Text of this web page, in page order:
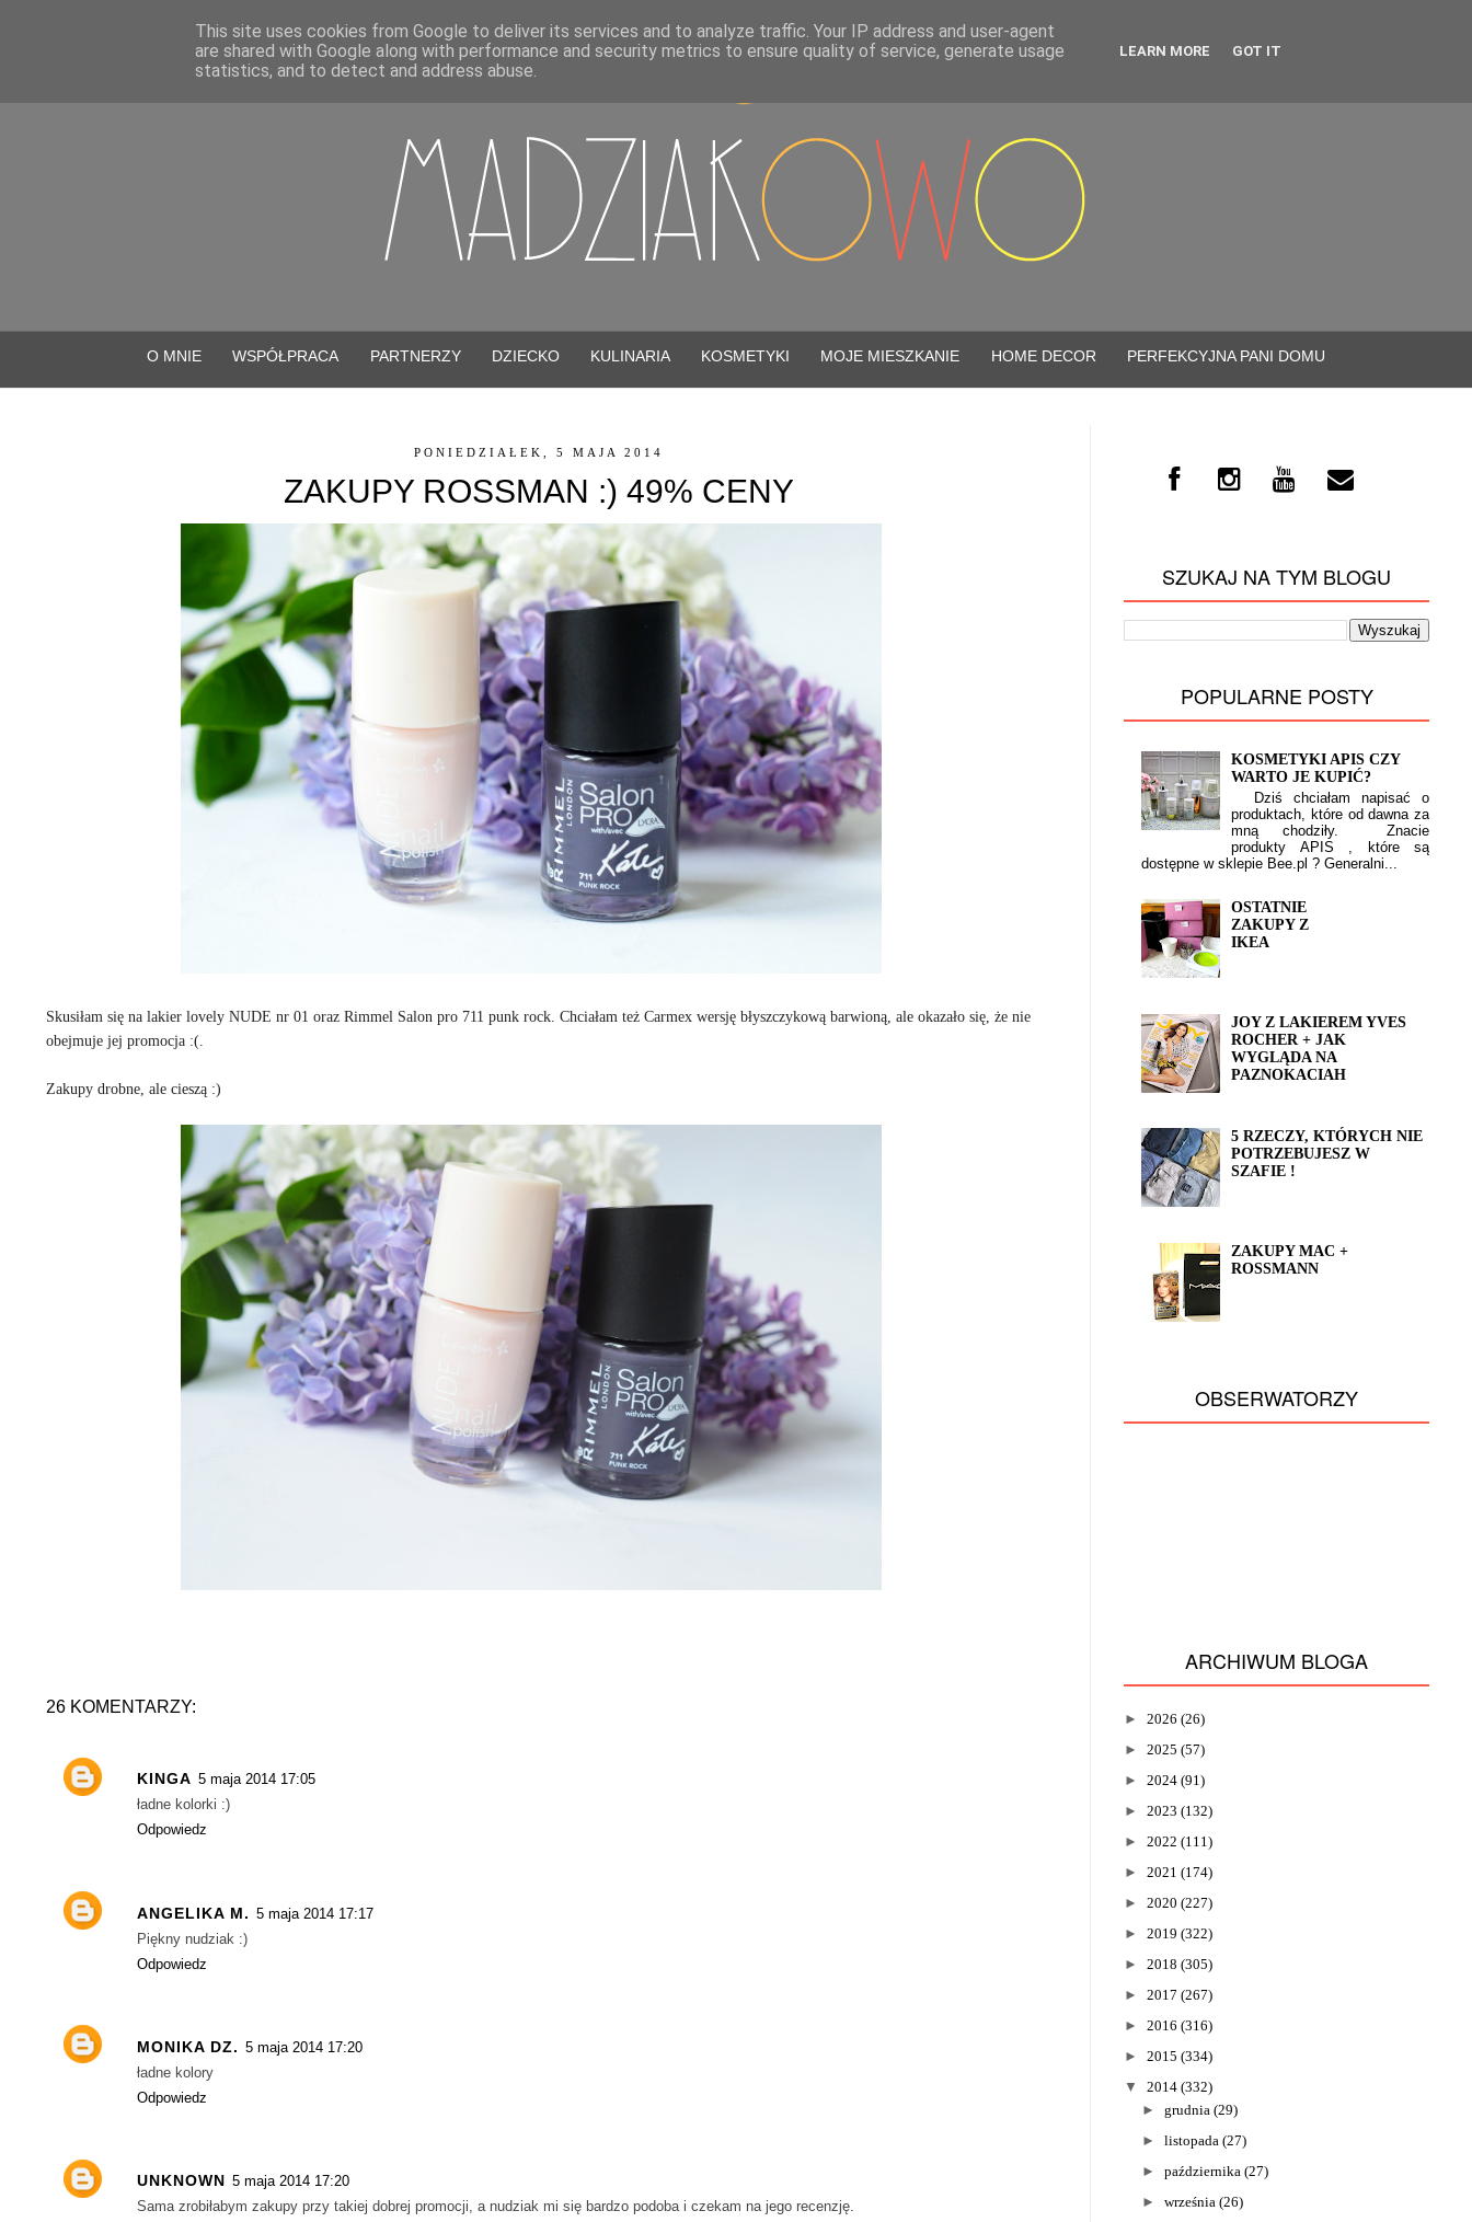
O MNIE WSPÓŁPRACA PARTNERZY DZIECKO KULINARIA KOSMETYKI MOJE MIESZKANIE HOME DECOR PERFEKCYJNA PANI DOMU
PONIEDZIAŁEK, 5 MAJA 2014
ZAKUPY ROSSMAN :) 49% CENY
Skusiłam się na lakier lovely NUDE nr 01 oraz Rimmel Salon pro 711 punk rock. Chciałam też Carmex wersję błyszczykową barwioną, ale okazało się, że nie
obejmuje jej promocja :(.
Zakupy drobne, ale cieszą :)
26 KOMENTARZY:
KINGA 5 maja 2014 17:05
ładne kolorki :)
Odpowiedz
ANGELIKA M. 5 maja 2014 17:17
Piękny nudziak :)
Odpowiedz
MONIKA DZ. 5 maja 2014 17:20
ładne kolory
Odpowiedz
UNKNOWN 5 maja 2014 17:20
Sama zrobiłabym zakupy przy takiej dobrej promocji, a nudziak mi się bardzo podoba i czekam na jego recenzję.
SZUKAJ NA TYM BLOGU
POPULARNE POSTY
KOSMETYKI APIS CZY
WARTO JE KUPIĆ?
Dziś chciałam napisać o
produktach, które od dawna za
mną chodziły. Znacie
produkty APIS , które są
dostępne w sklepie Bee.pl ? Generalni...
OSTATNIE
ZAKUPY Z
IKEA
JOY Z LAKIEREM YVES
ROCHER + JAK
WYGLĄDA NA
PAZNOKACIAH
5 RZECZY, KTÓRYCH NIE
POTRZEBUJESZ W
SZAFIE !
ZAKUPY MAC +
ROSSMANN
OBSERWATORZY
ARCHIWUM BLOGA
► 2026 (26)
► 2025 (57)
► 2024 (91)
► 2023 (132)
► 2022 (111)
► 2021 (174)
► 2020 (227)
► 2019 (322)
► 2018 (305)
► 2017 (267)
► 2016 (316)
► 2015 (334)
▼
2014 (332)
► grudnia (29)
► listopada (27)
► października (27)
► września (26)
This site uses cookies from Google to deliver its services and to analyze traffic. Your IP address and user-agent
are shared with Google along with performance and security metrics to ensure quality of service, generate usage
statistics, and to detect and address abuse.
LEARN MORE GOT IT